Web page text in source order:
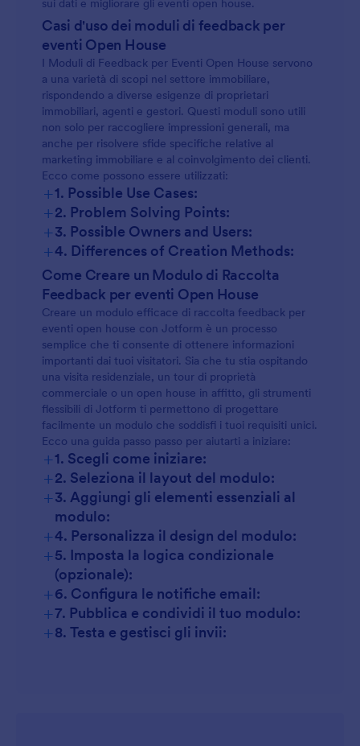
sui dati e migliorare gli eventi open house.
Casi d'uso dei moduli di feedback per
eventi Open House
I Moduli di Feedback per Eventi Open House servono
a una varietà di scopi nel settore immobiliare,
rispondendo a diverse esigenze di proprietari
immobiliari, agenti e gestori. Questi moduli sono utili
non solo per raccogliere impressioni generali, ma
anche per risolvere sfide specifiche relative al
marketing immobiliare e al coinvolgimento dei clienti.
Ecco come possono essere utilizzati:
+1. Possible Use Cases:
+2. Problem Solving Points:
+3. Possible Owners and Users:
+4. Differences of Creation Methods:
Residenziale vs. Commerciale:
Noleggio vs. Vendita:
Valutazione dell'agente:
Come Creare un Modulo di Raccolta
Feedback per eventi Open House
Creare un modulo efficace di raccolta feedback per
eventi open house con Jotform è un processo
semplice che ti consente di ottenere informazioni
importanti dai tuoi visitatori. Sia che tu stia ospitando
una visita residenziale, un tour di proprietà
commerciale o un open house in affitto, gli strumenti
flessibili di Jotform ti permettono di progettare
facilmente un modulo che soddisfi i tuoi requisiti unici.
Ecco una guida passo passo per aiutarti a iniziare:
+1. Scegli come iniziare:
+2. Seleziona il layout del modulo:
+3. Aggiungi gli elementi essenziali al
modulo:
+4. Personalizza il design del modulo:
+5. Imposta la logica condizionale
(opzionale):
+6. Configura le notifiche email:
+7. Pubblica e condividi il tuo modulo:
+8. Testa e gestisci gli invii: